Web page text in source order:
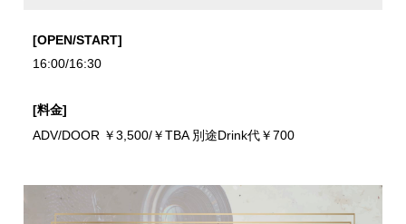
[OPEN/START]
16:00/16:30
[料金]
ADV/DOOR ￥3,500/￥TBA 別途Drink代￥700